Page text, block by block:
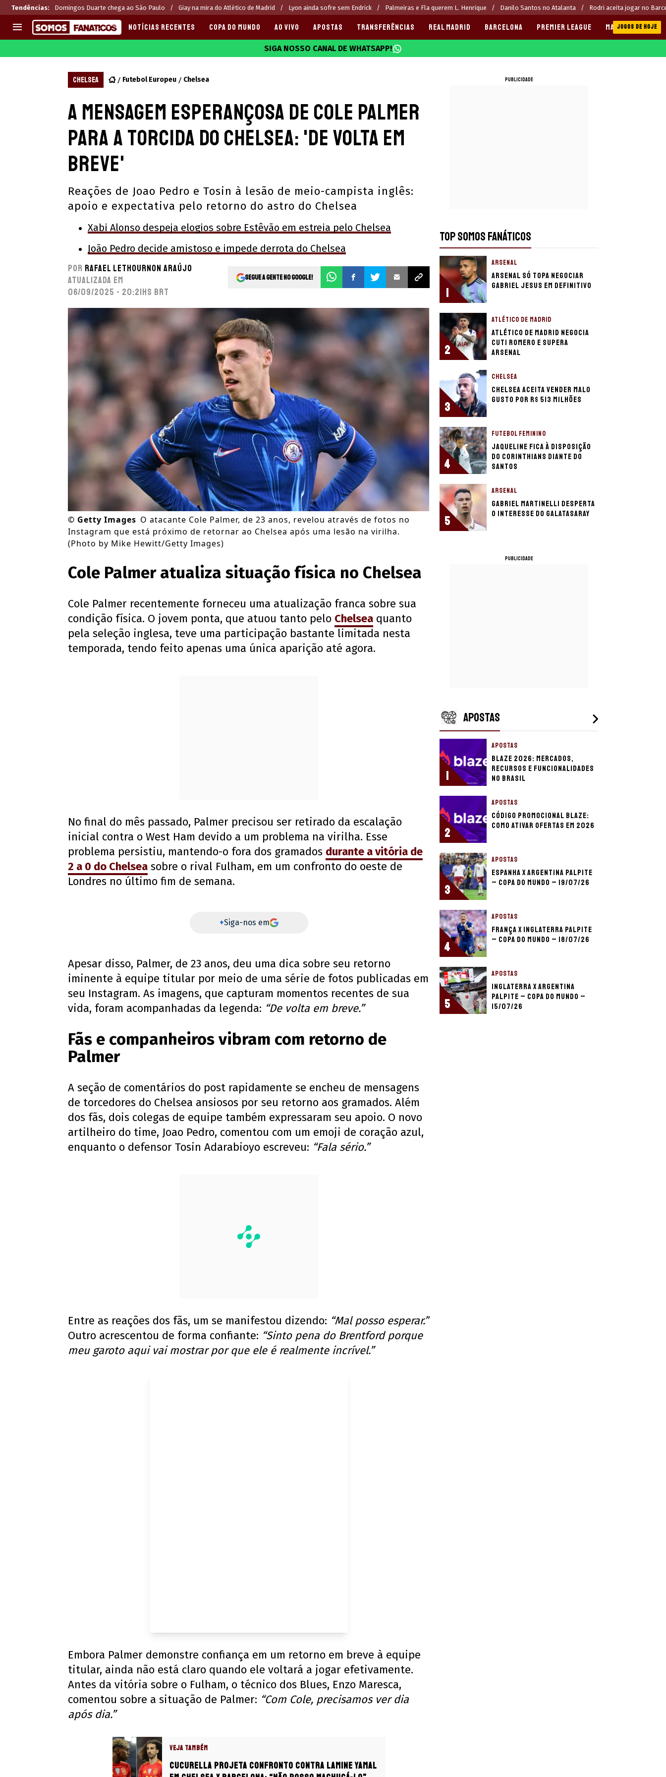
Tendências: Domingos Duarte chega ao São Paulo Giay na mira do Atlético de Madrid Lyon ainda sofre sem Endrick Palmeiras e Fla querem L. Henrique Danilo Santos no Atalanta Rodri aceita jogar no
CHAMPIONS LEAGUE
PREMIER LEAGUE
LIGA PORTUGUESA
Melhores sites de apostas 2025
CASAS DE APOSTAS
CÓDIGOS e OFERTAS
APPS
NOTÍCIAS RECENTES COPA DO MUNDO AO VIVO APOSTAS TRANSFERÊNCIAS REAL MADRID BARCELONA PREMIER LEAGUE MANCHESTER CITY
JOGOS DE HOJE
SIGA NOSSO CANAL DE WHATSAPP!
CHELSEA Futebol Europeu Chelsea
A mensagem esperançosa de Cole Palmer
para a torcida do Chelsea: 'De volta em
breve'
Reações de Joao Pedro e Tosin à lesão de meio-campista inglês:
apoio e expectativa pelo retorno do astro do Chelsea
Xabi Alonso despeja elogios sobre Estêvão em estreia pelo Chelsea
João Pedro decide amistoso e impede derrota do Chelsea
Por Rafael Lethournon Araújo
Atualizada em
06/09/2025 - 20:21hs BRT
Segue a gente no Google!
© Getty Images O atacante Cole Palmer, de 23 anos, revelou através de fotos no
Instagram que está próximo de retornar ao Chelsea após uma lesão na virilha.
(Photo by Mike Hewitt/Getty Images)
Cole Palmer atualiza situação física no Chelsea
Cole Palmer recentemente forneceu uma atualização franca sobre sua
condição física. O jovem ponta, que atuou tanto pelo Chelsea quanto
pela seleção inglesa, teve uma participação bastante limitada nesta
temporada, tendo feito apenas uma única aparição até agora.
No final do mês passado, Palmer precisou ser retirado da escalação
inicial contra o West Ham devido a um problema na virilha. Esse
problema persistiu, mantendo-o fora dos gramados durante a vitória de
2 a 0 do Chelsea sobre o rival Fulham, em um confronto do oeste de
Londres no último fim de semana.
+Siga-nos em
Apesar disso, Palmer, de 23 anos, deu uma dica sobre seu retorno
iminente à equipe titular por meio de uma série de fotos publicadas em
seu Instagram. As imagens, que capturam momentos recentes de sua
vida, foram acompanhadas da legenda: “De volta em breve.”
Fãs e companheiros vibram com retorno de
Palmer
A seção de comentários do post rapidamente se encheu de mensagens
de torcedores do Chelsea ansiosos por seu retorno aos gramados. Além
dos fãs, dois colegas de equipe também expressaram seu apoio. O novo
artilheiro do time, Joao Pedro, comentou com um emoji de coração azul,
enquanto o defensor Tosin Adarabioyo escreveu: “Fala sério.”
Entre as reações dos fãs, um se manifestou dizendo: “Mal posso esperar.”
Outro acrescentou de forma confiante: “Sinto pena do Brentford porque
meu garoto aqui vai mostrar por que ele é realmente incrível.”
Embora Palmer demonstre confiança em um retorno em breve à equipe
titular, ainda não está claro quando ele voltará a jogar efetivamente.
Antes da vitória sobre o Fulham, o técnico dos Blues, Enzo Maresca,
comentou sobre a situação de Palmer: “Com Cole, precisamos ver dia
após dia.”
VEJA TAMBÉM
Cucurella projeta confronto contra Lamine Yamal
PUBLICIDADE
TOP SOMOS FANÁTICOS
1
ARSENAL
Arsenal só topa negociar
Gabriel Jesus em definitivo
2
ATLÉTICO DE MADRID
Atlético de Madrid negocia
Cuti Romero e supera
Arsenal
3
CHELSEA
Chelsea aceita vender Malo
Gusto por R$ 513 milhões
4
FUTEBOL FEMININO
Jaqueline fica à disposição
do Corinthians diante do
Santos
5
ARSENAL
Gabriel Martinelli desperta
o interesse do Galatasaray
PUBLICIDADE
APOSTAS
1
APOSTAS
Blaze 2026: mercados,
recursos e funcionalidades
no Brasil
2
APOSTAS
Código promocional Blaze:
como ativar ofertas em 2026
3
APOSTAS
Espanha x Argentina palpite
– Copa do Mundo – 19/07/26
4
APOSTAS
França x Inglaterra palpite
– Copa do Mundo – 18/07/26
5
APOSTAS
Inglaterra x Argentina
palpite – Copa do Mundo –
15/07/26